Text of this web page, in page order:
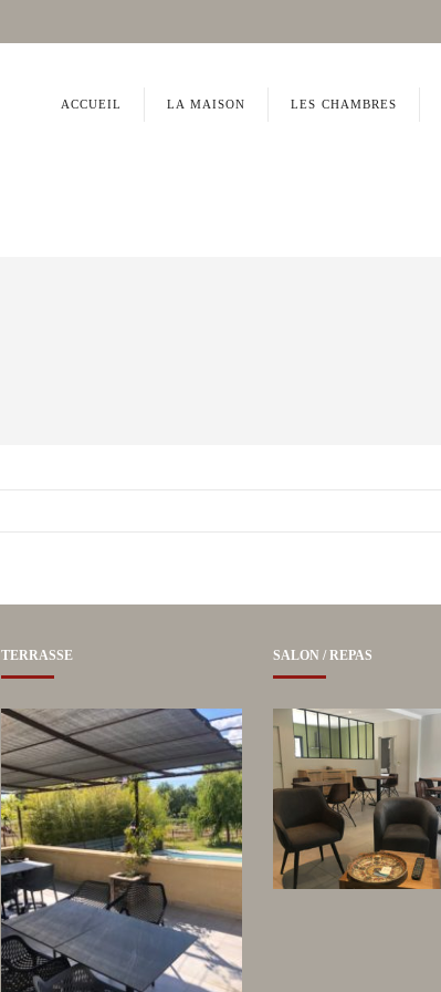
ACCUEIL LA MAISON LES CHAMBRES
TERRASSE SALON / REPAS